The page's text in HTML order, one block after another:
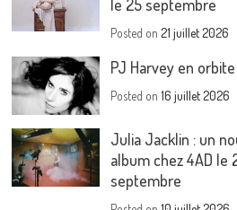
le 25 septembre
Posted on21 juillet 2026
PJ Harvey en orbite
Posted on16 juillet 2026
Julia Jacklin : un
album chez 4AD le
septembre